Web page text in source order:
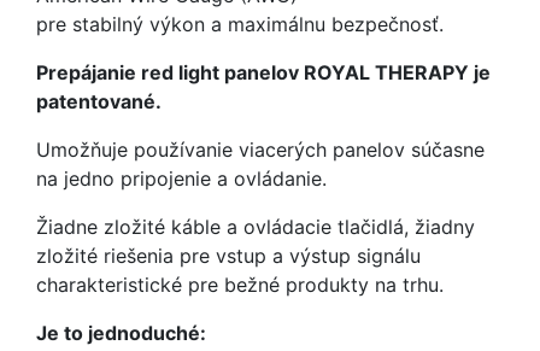
pre stabilný výkon a maximálnu bezpečnosť.
Prepájanie red light panelov ROYAL THERAPY je
patentované.
Umožňuje používanie viacerých panelov súčasne
na jedno pripojenie a ovládanie.
Žiadne zložité káble a ovládacie tlačidlá, žiadny
zložité riešenia pre vstup a výstup signálu
charakteristické pre bežné produkty na trhu.
Je to jednoduché: